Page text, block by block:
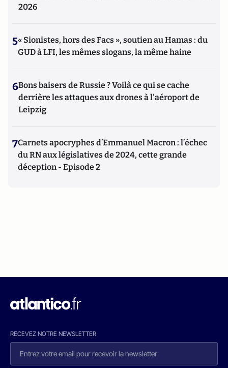
2026
5« Sionistes, hors des Facs », soutien au Hamas : du
GUD à LFI, les mêmes slogans, la même haine
6Bons baisers de Russie ? Voilà ce qui se cache
derrière les attaques aux drones à l'aéroport de
Leipzig
7Carnets apocryphes d’Emmanuel Macron : l’échec
du RN aux législatives de 2024, cette grande
déception - Episode 2
RECEVEZ NOTRE NEWSLETTER